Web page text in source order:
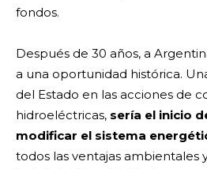
fondos.
Después de 30 años, a
a una oportunidad histórica.
del Estado en las acciones de
hidroeléctricas, sería el inicio
modificar el sistema
todos las ventajas ambientales